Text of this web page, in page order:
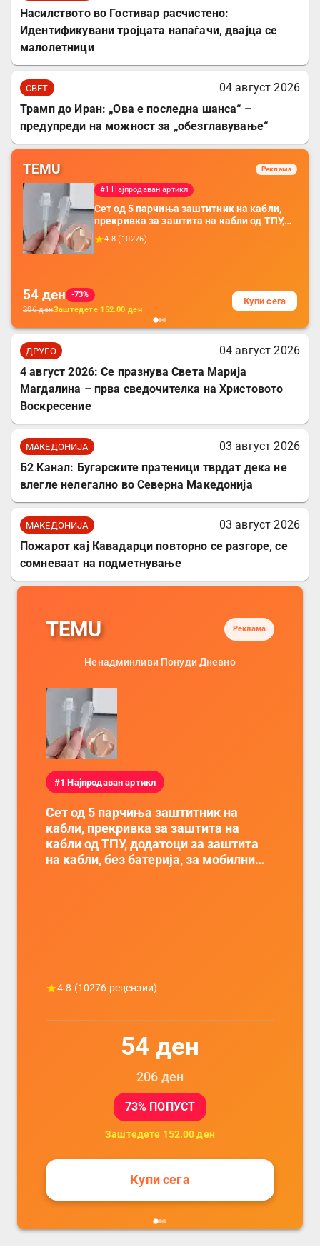
Насилството во Гостивар расчистено:
Идентификувани тројцата напаѓачи, двајца се
малолетници
СВЕТ
04 август 2026
Трамп до Иран: „Ова е последна шанса“ –
предупреди на можност за „обезглавување“
TEMU Реклама
#1 Најпродаван артикл
Сет од 5 парчиња заштитник на кабли,
прекривка за заштита на кабли од ТПУ,
додатоци за заштита на кабли, без
батерија, за мобилни телефони, комплет
4.8 ( 10276)
54 ден
-73%
206денЗаштедете 152.00 ден
Купи сега
ДРУГО
04 август 2026
4 август 2026: Се празнува Света Марија
Магдалина – прва сведочителка на Христовото
Воскресение
МАКЕДОНИЈА
03 август 2026
Б2 Канал: Бугарските пратеници тврдат дека не
влегле нелегално во Северна Македонија
МАКЕДОНИЈА
03 август 2026
Пожарот кај Кавадарци повторно се разгоре, се
сомневаат на подметнување
TEMU Реклама
Ненадминливи Понуди Дневно
#1 Најпродаван артикл
Сет од 5 парчиња заштитник на
кабли, прекривка за заштита на
кабли од ТПУ, додатоци за заштита
на кабли, без батерија, за мобилни
4.8 (10276 рецензии)
54 ден
206ден
73% ПОПУСТ
Заштедете 152.00 ден
Купи сега